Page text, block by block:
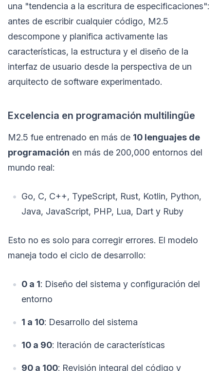
una "tendencia a la escritura de especificaciones":
antes de escribir cualquier código, M2.5
descompone y planifica activamente las
características, la estructura y el diseño de la
interfaz de usuario desde la perspectiva de un
arquitecto de software experimentado.
Excelencia en programación multilingüe
M2.5 fue entrenado en más de 10 lenguajes de
programación en más de 200,000 entornos del
mundo real:
Go, C, C++, TypeScript, Rust, Kotlin, Python,
Java, JavaScript, PHP, Lua, Dart y Ruby
Esto no es solo para corregir errores. El modelo
maneja todo el ciclo de desarrollo:
0 a 1: Diseño del sistema y configuración del
entorno
1 a 10: Desarrollo del sistema
10 a 90: Iteración de características
90 a 100: Revisión integral del código y